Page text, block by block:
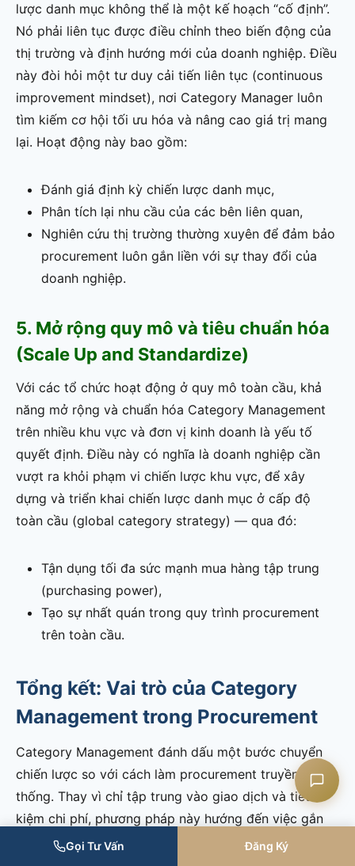
lược danh mục không thể là một kế hoạch “cố định”.
Nó phải liên tục được điều chỉnh theo biến động của
thị trường và định hướng mới của doanh nghiệp. Điều
này đòi hỏi một tư duy cải tiến liên tục (continuous
improvement mindset), nơi Category Manager luôn
tìm kiếm cơ hội tối ưu hóa và nâng cao giá trị mang
lại. Hoạt động này bao gồm:
Đánh giá định kỳ chiến lược danh mục,
Phân tích lại nhu cầu của các bên liên quan,
Nghiên cứu thị trường thường xuyên để đảm bảo
procurement luôn gắn liền với sự thay đổi của
doanh nghiệp.
5. Mở rộng quy mô và tiêu chuẩn hóa
(Scale Up and Standardize)
Với các tổ chức hoạt động ở quy mô toàn cầu, khả
năng mở rộng và chuẩn hóa Category Management
trên nhiều khu vực và đơn vị kinh doanh là yếu tố
quyết định. Điều này có nghĩa là doanh nghiệp cần
vượt ra khỏi phạm vi chiến lược khu vực, để xây
dựng và triển khai chiến lược danh mục ở cấp độ
toàn cầu (global category strategy) — qua đó:
Tận dụng tối đa sức mạnh mua hàng tập trung
(purchasing power),
Tạo sự nhất quán trong quy trình procurement
trên toàn cầu.
Tổng kết: Vai trò của Category
Management trong Procurement
Category Management đánh dấu một bước chuyển
chiến lược so với cách làm procurement truyền
thống. Thay vì chỉ tập trung vào giao dịch và tiết
kiệm chi phí, phương pháp này hướng đến việc gắn
kết hoạt động mua hàng với mục tiêu kinh doanh,
Gọi Tư Vấn Đăng Ký
Liên hệ CASK
Chat Facebook
Yêu cầu tư vấn